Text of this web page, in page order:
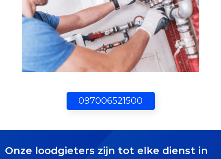
097006521500
Onze loodgieters zijn tot elke dienst in